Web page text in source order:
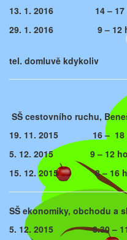
13. 1. 2016 14 – 17
29. 1. 2016 9 – 12
tel. domluvě kdykoliv
SŠ cestovního ruchu,
19. 11. 2015 16 – 18
5. 12. 2015 9 – 12
15. 12. 2015 8 – 16
SŠ ekonomiky, obchodu a
5. 12. 2015 8.30 –